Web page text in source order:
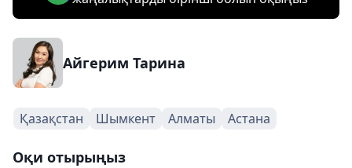
Айгерим Тарина
Қазақстан Шымкент Алматы Астана
Оқи отырыңыз